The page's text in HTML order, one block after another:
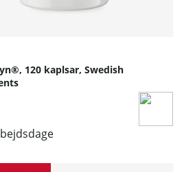
120 kaplsar, Swedish